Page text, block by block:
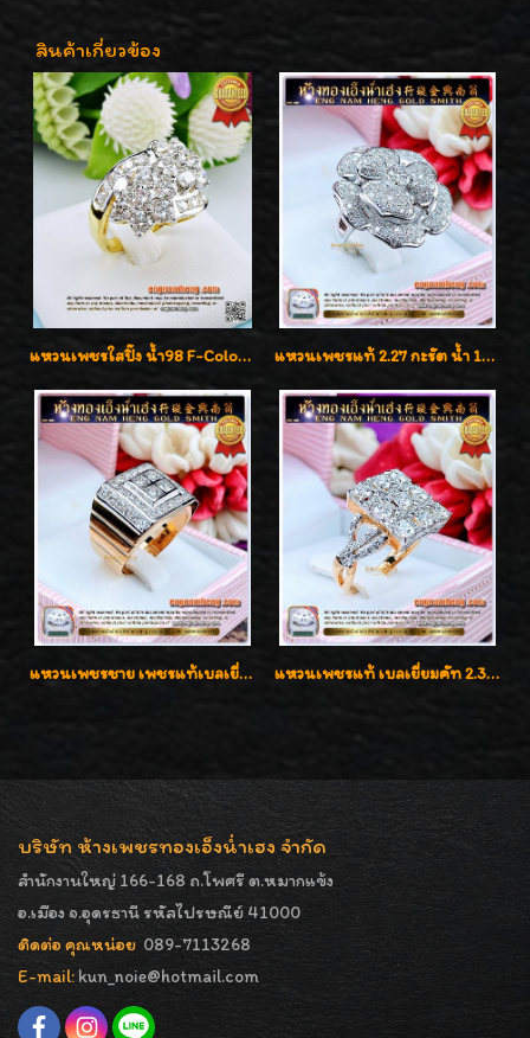
สินค้าเกี่ยวข้อง
แหวนเพชรใสปิ๊ง น้ำ98 F-Color/VVS1 น้ำหนักเพชรรวม 2.56 กะรัต ใส่เต็มนิ้วเพชรเป็นน้ำเป็นเนื้อสวยมากๆค่ะ แหวนเพชรแท้ 2.27 กะรัต น้ำ 100% เบลเยี่ยมคัท ลวดลายดอกกุหลาบหรู
แหวนเพชรชาย เพชรแท้เบลเยี่ยมคัท น้ำ100% D-Color/VVS 2.46 กะรัต แหวนเพชรแท้ เบลเยี่ยมคัท 2.39 กะรัต น้ำ 98 F-Color/VVS ดีไซน์หน้ากว้างหรูเต็มนิ้ว
บริษัท ห้างเพชรทองเอ็งน่ำเฮง จำกัด
สำนักงานใหญ่ 166-168 ถ.โพศรี ต.หมากแข้ง
อ.เมือง จ.อุดรธานี รหัสไปรษณีย์ 41000
ติดต่อ คุณหน่อย 089-7113268
E-mail: kun_noie@hotmail.com